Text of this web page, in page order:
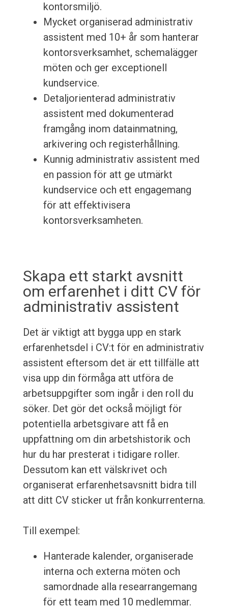
kontorsmiljö.
Mycket organiserad administrativ
assistent med 10+ år som hanterar
kontorsverksamhet, schemalägger
möten och ger exceptionell
kundservice.
Detaljorienterad administrativ
assistent med dokumenterad
framgång inom datainmatning,
arkivering och registerhållning.
Kunnig administrativ assistent med
en passion för att ge utmärkt
kundservice och ett engagemang
för att effektivisera
kontorsverksamheten.
Skapa ett starkt avsnitt
om erfarenhet i ditt CV för
administrativ assistent
Det är viktigt att bygga upp en stark
erfarenhetsdel i CV:t för en administrativ
assistent eftersom det är ett tillfälle att
visa upp din förmåga att utföra de
arbetsuppgifter som ingår i den roll du
söker. Det gör det också möjligt för
potentiella arbetsgivare att få en
uppfattning om din arbetshistorik och
hur du har presterat i tidigare roller.
Dessutom kan ett välskrivet och
organiserat erfarenhetsavsnitt bidra till
att ditt CV sticker ut från konkurrenterna.
Till exempel:
Hanterade kalender, organiserade
interna och externa möten och
samordnade alla researrangemang
för ett team med 10 medlemmar.